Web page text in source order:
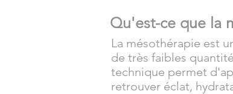
Qu'est-ce que la
La mésothérapie est
de très faibles
technique permet
retrouver éclat,